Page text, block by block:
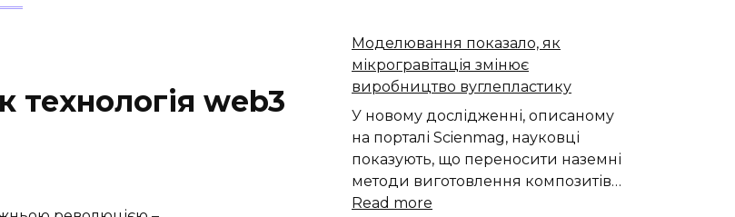
технологія web3
Моделювання показало, як
мікрогравітація змінює
виробництво вуглепластику
У новому дослідженні, описаному
на порталі Scienmag, науковці
показують, що переносити наземні
методи виготовлення композитів…
Read more